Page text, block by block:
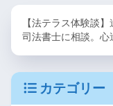
【法テラス体験談
司法書士に相談。心
カテゴリー